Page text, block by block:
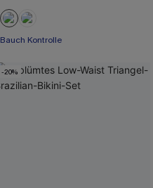
Bauch Kontrolle
-20%